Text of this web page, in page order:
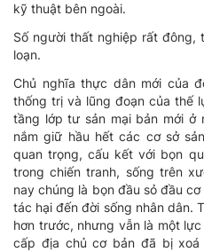
kỹ thuật bên ngoài.
Số người thất nghiệp rất đông,
loạn.
Chủ nghĩa thực dân mới của
thống trị và lũng đoạn của thế
tầng lớp tư sản mại bản mới ở
nắm giữ hầu hết các cơ sở
quan trọng, cấu kết với bọn
trong chiến tranh, sống trên
nay chúng là bọn đầu sỏ đầu
tác hại đến đời sống nhân dân.
hơn trước, nhưng vẫn là một
cấp địa chủ cơ bản đã bị